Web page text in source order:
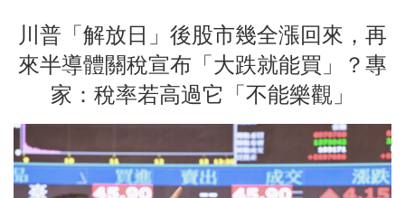
川普「解放日」後股市幾全漲回來，再
來半導體關稅宣布「大跌就能買」？專
家：稅率若高過它「不能樂觀」